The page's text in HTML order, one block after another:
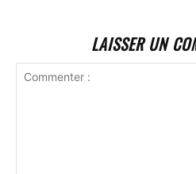
LAISSER UN